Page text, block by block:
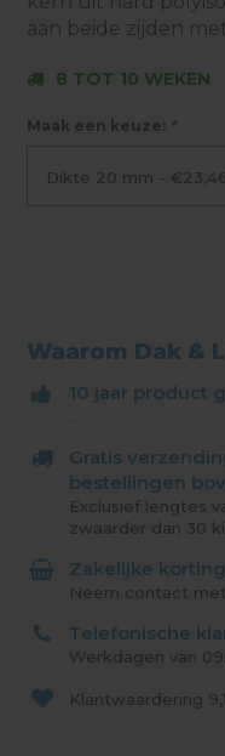
aan beide zijden
8 TOT 10 WEKEN
Maak een keuze: *
Dikte 20 mm -
Waarom Dak &
10 jaar product
.
Gratis
bestellingen
Exclusief lengtes
zwaarder dan 30
Zakelijke
Neem contact
Telefonische
Werkdagen van
Klantwaardering